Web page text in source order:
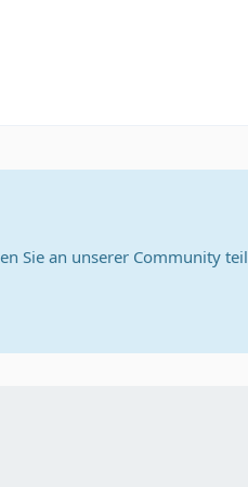
Sie an unserer Community